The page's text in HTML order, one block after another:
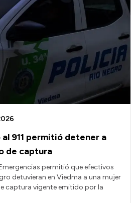
911 permitió detener a
de captura
permitió que efectivos
detuvieran en Viedma a una mujer
captura vigente emitido por la